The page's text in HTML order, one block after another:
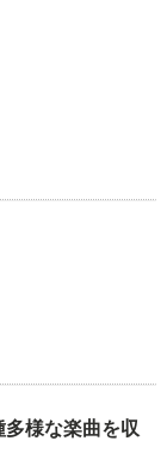
様な楽曲を収